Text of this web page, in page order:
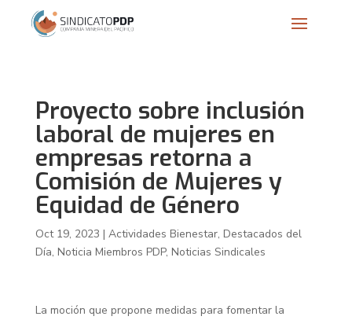
Proyecto sobre inclusión
laboral de mujeres en
empresas retorna a
Comisión de Mujeres y
Equidad de Género
Oct 19, 2023 | Actividades Bienestar, Destacados del
Día, Noticia Miembros PDP, Noticias Sindicales
La moción que propone medidas para fomentar la